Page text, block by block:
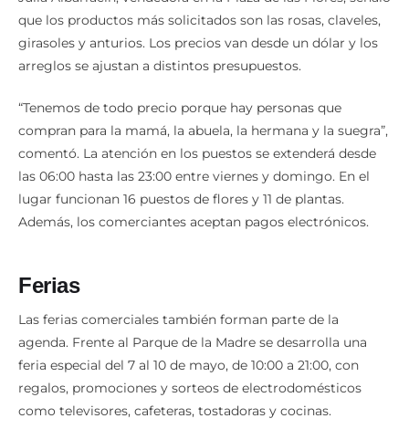
que los productos más solicitados son las rosas, claveles,
girasoles y anturios. Los precios van desde un dólar y los
arreglos se ajustan a distintos presupuestos.
“Tenemos de todo precio porque hay personas que
compran para la mamá, la abuela, la hermana y la suegra”,
comentó. La atención en los puestos se extenderá desde
las 06:00 hasta las 23:00 entre viernes y domingo. En el
lugar funcionan 16 puestos de flores y 11 de plantas.
Además, los comerciantes aceptan pagos electrónicos.
Ferias
Las ferias comerciales también forman parte de la
agenda. Frente al Parque de la Madre se desarrolla una
feria especial del 7 al 10 de mayo, de 10:00 a 21:00, con
regalos, promociones y sorteos de electrodomésticos
como televisores, cafeteras, tostadoras y cocinas.